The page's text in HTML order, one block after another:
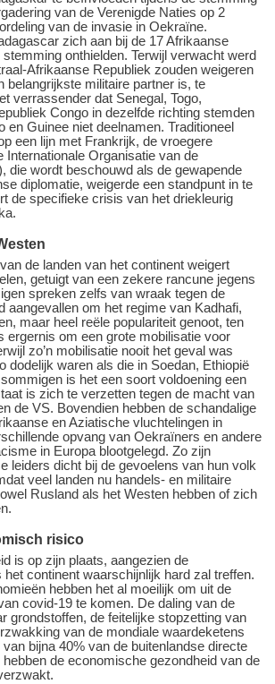
van de Verenigde Naties op 2
van de invasie in Oekraïne.
zich aan bij de 17 Afrikaanse
onthielden. Terwijl verwacht werd
Afrikaanse Republiek zouden weigeren
belangrijkste militaire partner is, te
verrassender dat Senegal, Togo,
Congo in dezelfde richting stemden
en Guinee niet deelnamen. Traditioneel
een lijn met Frankrijk, de vroegere
Internationale Organisatie van de
die wordt beschouwd als de gewapende
diplomatie, weigerde een standpunt in te
de specifieke crisis van het driekleurig
de landen van het continent weigert
getuigt van een zekere rancune jegens
spreken zelfs van wraak tegen de
aangevallen om het regime van Kadhafi,
maar heel reële populariteit genoot, ten
ergernis om een grote mobilisatie voor
zo’n mobilisatie nooit het geval was
dodelijk waren als die in Soedan, Ethiopië
is het een soort voldoening een
is zich te verzetten tegen de macht van
de VS. Bovendien hebben de schandalige
en Aziatische vluchtelingen in
opvang van Oekraïners en andere
in Europa blootgelegd. Zo zijn
leiders dicht bij de gevoelens van hun volk
veel landen nu handels- en militaire
Rusland als het Westen hebben of zich
risico
is op zijn plaats, aangezien de
continent waarschijnlijk hard zal treffen.
hebben het al moeilijk om uit de
covid-19 te komen. De daling van de
grondstoffen, de feitelijke stopzetting van
van de mondiale waardeketens
bijna 40% van de buitenlandse directe
de economische gezondheid van de